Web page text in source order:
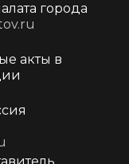
города
акты в